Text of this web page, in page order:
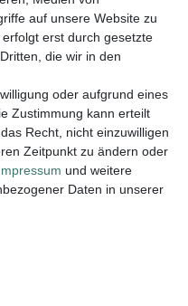
AGB
auf unsere Website zu
erst durch gesetzte
die wir in den
oder aufgrund eines
Zustimmung kann erteilt
Recht, nicht einzuwilligen
Zeitpunkt zu ändern oder
und weitere
Daten in unserer